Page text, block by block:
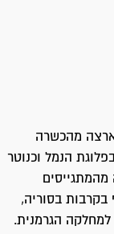
11.9.1915. הוא עלה ארצה מהכשרה
הנמל וכנוטר
מהמתגייסים
בסוריה,
הגרמנית.